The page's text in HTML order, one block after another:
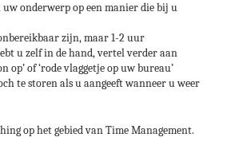
uw onderwerp op een manier die bij u
zijn, maar 1-2 uur
u zelf in de hand, vertel verder aan
op’ of ‘rode vlaggetje op uw bureau’
te storen als u aangeeft wanneer u weer
op het gebied van Time Management.